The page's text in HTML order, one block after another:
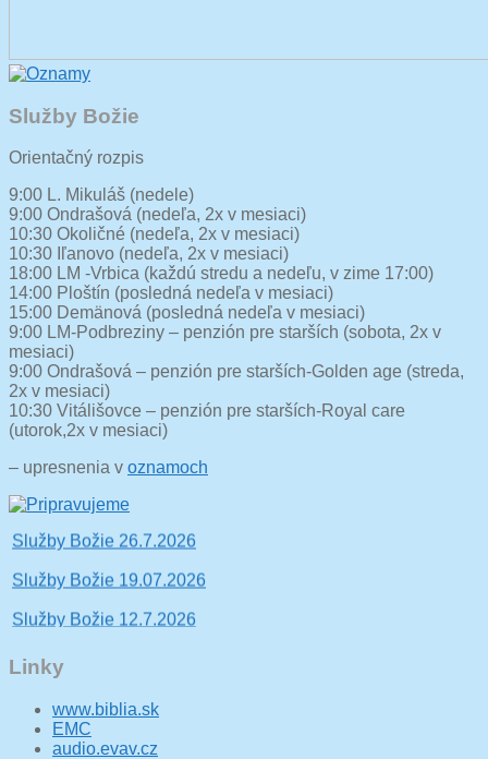
Služby Božie
Orientačný rozpis
9:00 L. Mikuláš (nedele)
9:00 Ondrašová (nedeľa, 2x v mesiaci)
10:30 Okoličné (nedeľa, 2x v mesiaci)
10:30 Iľanovo (nedeľa, 2x v mesiaci)
18:00 LM -Vrbica (každú stredu a nedeľu, v zime 17:00)
14:00 Ploštín (posledná nedeľa v mesiaci)
15:00 Demänová (posledná nedeľa v mesiaci)
9:00 LM-Podbreziny – penzión pre starších (sobota, 2x v
mesiaci)
9:00 Ondrašová – penzión pre starších-Golden age (streda,
2x v mesiaci)
10:30 Vitálišovce – penzión pre starších-Royal care
(utorok,2x v mesiaci)
– upresnenia v oznamoch
Služby Božie 21.6.2026
Služby Božie 14.06.2026
Linky
www.biblia.sk
EMC
audio.evav.cz